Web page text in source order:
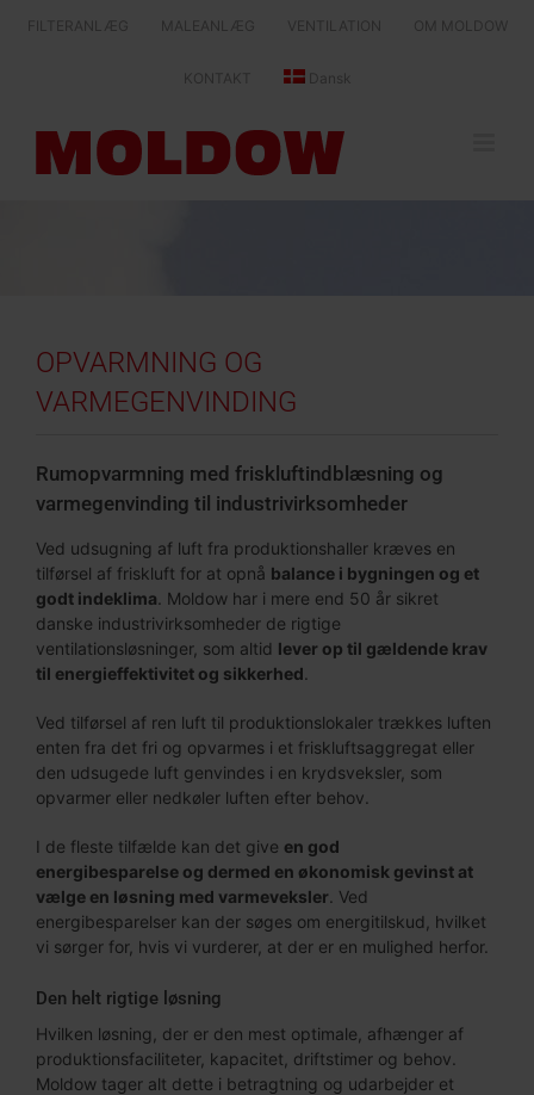
FILTERANLÆG MALEANLÆG VENTILATION OM MOLDOW
KONTAKT Dansk
OPVARMNING OG
VARMEGENVINDING
Rumopvarmning med friskluftindblæsning og
varmegenvinding til industrivirksomheder
Ved udsugning af luft fra produktionshaller kræves en
tilførsel af friskluft for at opnå balance i bygningen og et
godt indeklima . Moldow har i mere end 50 år sikret
danske industrivirksomheder de rigtige
ventilationsløsninger, som altid lever op til gældende krav
til energieffektivitet og sikkerhed
Ved tilførsel af ren luft til produktionslokaler trækkes luften
enten fra det fri og opvarmes i et friskluftsaggregat eller
den udsugede luft genvindes i en krydsveksler, som
opvarmer eller nedkøler luften efter behov.
I de fleste tilfælde kan det give en god
energibesparelse og dermed en økonomisk gevinst at
vælge en løsning med varmeveksler . Ved
energibesparelser kan der søges om energitilskud, hvilket
vi sørger for, hvis vi vurderer, at der er en mulighed herfor.
Den helt rigtige løsning
Hvilken løsning, der er den mest optimale, afhænger af
produktionsfaciliteter, kapacitet, driftstimer og behov.
Moldow tager alt dette i betragtning og udarbejder et